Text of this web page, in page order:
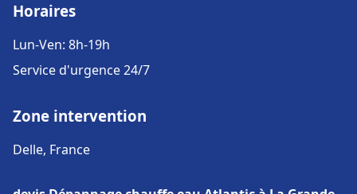
Horaires
Lun-Ven: 8h-19h
Service d'urgence 24/7
Zone intervention
Delle, France